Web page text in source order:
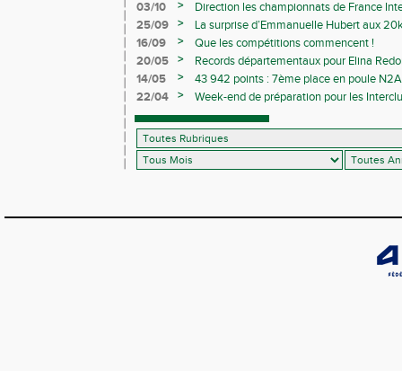
03/10
>
Direction les championnats de France
25/09
>
La surprise d’Emmanuelle Hubert aux
16/09
>
Que les compétitions commencent !
20/05
>
Records départementaux pour Elina
14/05
>
43 942 points : 7ème place en poule
22/04
>
Week-end de préparation pour les